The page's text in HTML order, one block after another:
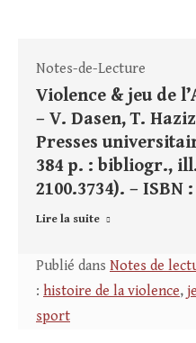
Notes-de-Lecture
Violence & jeu de
– V. Dasen, T.
Presses
384 p. : bibliogr.,
2100.3734). – ISBN
Lire la suite
Publié dans Notes de
: histoire de la violence,
sport